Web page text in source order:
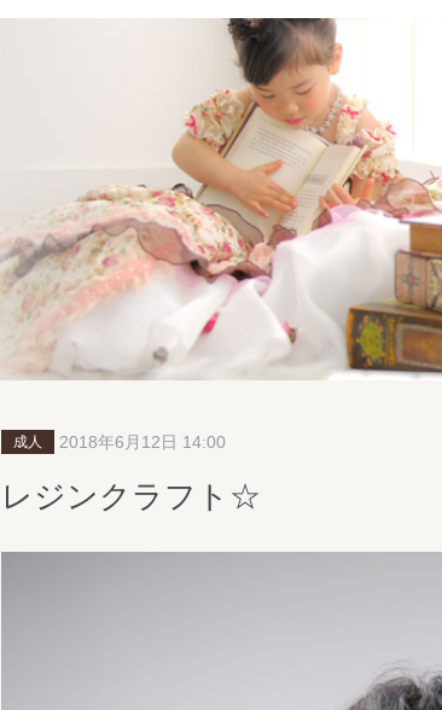
成人 2018年6月12日 14:00
レジンクラフト☆